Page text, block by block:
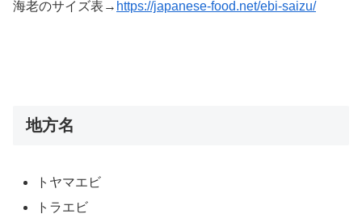
海老のサイズ表→ https://japanese-food.net/ebi-saizu/
地方名
トヤマエビ
トラエビ